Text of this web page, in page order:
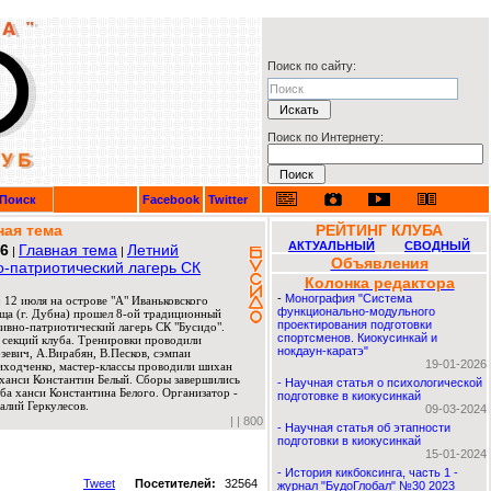
Поиск по сайту:
Поиск по Интернету:
Поиск Facebook Twitter
тема
| Главная тема | Летний
патриотический лагерь СК
июля на острове "А" Иваньковского
(г. Дубна) прошел 8-ой традиционный
патриотический лагерь СК "Бусидо".
клуба. Тренировки проводили
А.Вирабян, В.Песков, сэмпаи
мастер-классы проводили шихан
Константин Белый. Сборы завершились
ханси Константина Белого. Организатор -
Геркулесов.
| | 800
Tweet Посетителей: 32564
РЕЙТИНГ КЛУБА
АКТУАЛЬНЫЙ СВОДНЫЙ
Объявления
Колонка редактора
- Монография "Система
функционально-модульного
проектирования подготовки
спортсменов. Киокусинкай и
нокдаун-каратэ"
19-01-2026
- Научная статья о психологической
подготовке в киокусинкай
09-03-2024
- Научная статья об этапности
подготовки в киокусинкай
15-01-2024
- История кикбоксинга, часть 1 -
журнал "БудоГлобал" №30 2023